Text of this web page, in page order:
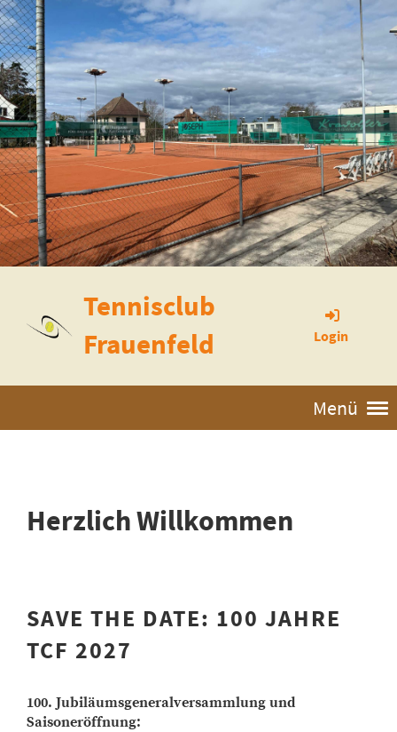
Tennisclub
Frauenfeld
Login
Menü
Herzlich Willkommen
SAVE THE DATE: 100 JAHRE
TCF 2027
100. Jubiläumsgeneralversammlung und
Saisoneröffnung: